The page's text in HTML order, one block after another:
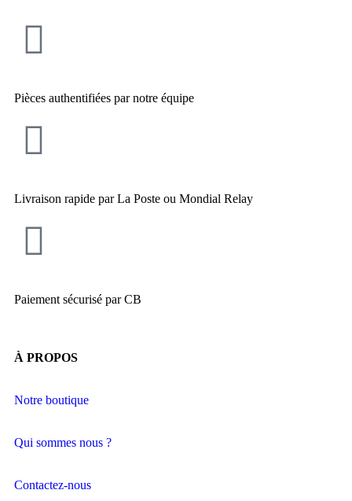
Pièces authentifiées par notre équipe
Livraison rapide par La Poste ou Mondial Relay
Paiement sécurisé par CB
À PROPOS
Notre boutique
Qui sommes nous ?
Contactez-nous